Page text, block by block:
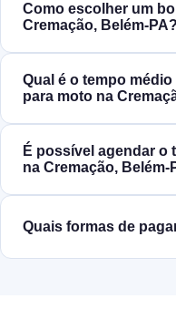
Como escolher um
Cremação, Belém‑PA?
Qual é o tempo
para moto na
É possível agendar o
na Cremação,
Quais formas de